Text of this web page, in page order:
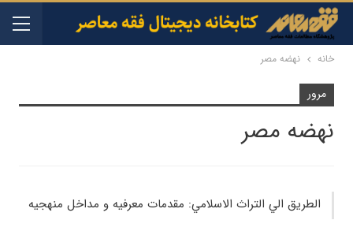
خانه نهضه مصر
مرور
نهضه مصر
الطريق الي التراث الاسلامي: مقدمات معرفيه و مداخل منهجيه